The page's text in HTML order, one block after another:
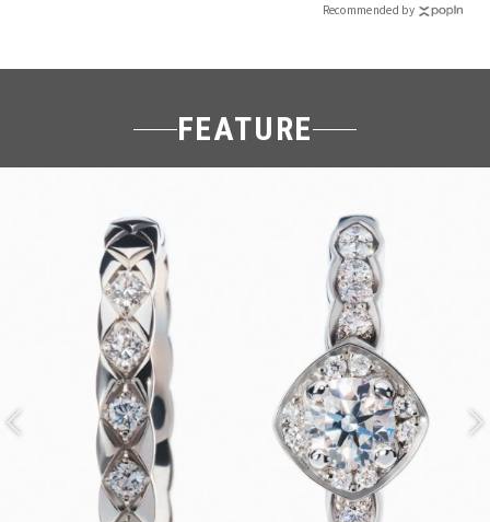
Recommended by
FEATURE